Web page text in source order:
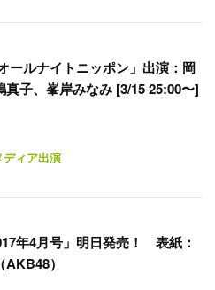
ールナイトニッポン」出演：岡
真子、峯岸みなみ [3/15 25:00〜]
ディア出演
年4月号」明日発売！ 表紙：
）